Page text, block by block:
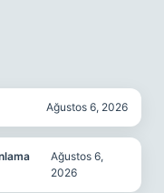
Ağustos 6, 2026
Ağustos 6,
2026